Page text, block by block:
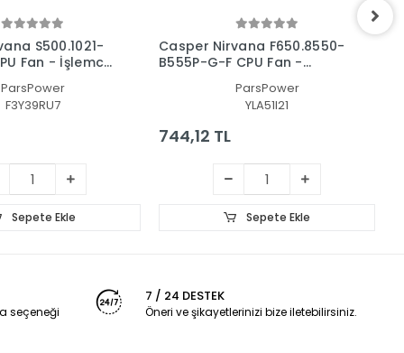
S500.1021-
Fan - İşlemci
ParsPower
F3Y39RU7
Sepete Ekle
Casper Nirvana F650.8550-
B555P-G-F CPU Fan -
ParsPower
YLA51I21
744,12 TL
Sepete Ekle
seçeneği
7 / 24 DESTEK
Öneri ve şikayetlerinizi bize iletebilirsiniz.